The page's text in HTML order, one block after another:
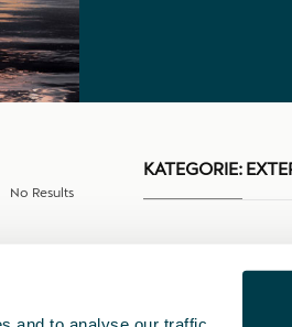
No Results
KATEGORIE: